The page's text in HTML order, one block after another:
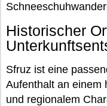
Historischer
Sfruz ist eine
Aufenthalt an einem
und regionalem